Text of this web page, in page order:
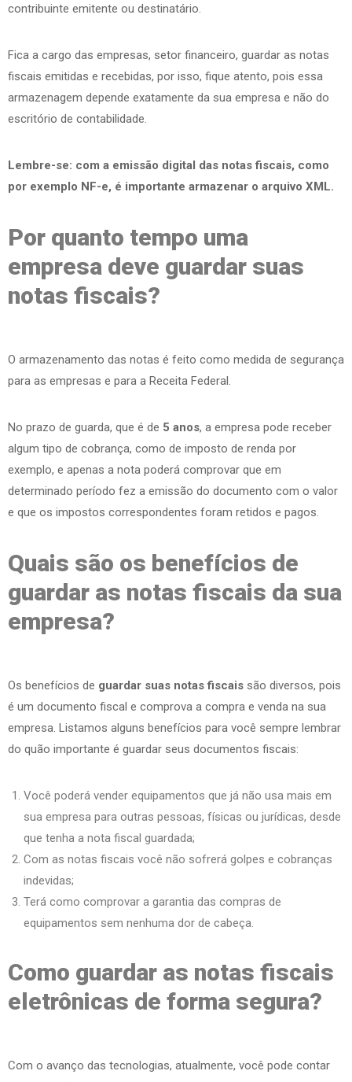
contribuinte emitente ou destinatário.
Fica a cargo das empresas, setor financeiro, guardar as notas
fiscais emitidas e recebidas, por isso, fique atento, pois essa
armazenagem depende exatamente da sua empresa e não do
escritório de contabilidade.
Lembre-se: com a emissão digital das notas fiscais, como
por exemplo NF-e, é importante armazenar o arquivo XML.
Por quanto tempo uma
empresa deve guardar suas
notas fiscais?
O armazenamento das notas é feito como medida de segurança
para as empresas e para a Receita Federal.
No prazo de guarda, que é de 5 anos, a empresa pode receber
algum tipo de cobrança, como de imposto de renda por
exemplo, e apenas a nota poderá comprovar que em
determinado período fez a emissão do documento com o valor
e que os impostos correspondentes foram retidos e pagos.
Quais são os benefícios de
guardar as notas fiscais da sua
empresa?
Os benefícios de guardar suas notas fiscais são diversos, pois
é um documento fiscal e comprova a compra e venda na sua
empresa. Listamos alguns benefícios para você sempre lembrar
do quão importante é guardar seus documentos fiscais:
Você poderá vender equipamentos que já não usa mais em
sua empresa para outras pessoas, físicas ou jurídicas, desde
que tenha a nota fiscal guardada;
Com as notas fiscais você não sofrerá golpes e cobranças
indevidas;
Terá como comprovar a garantia das compras de
equipamentos sem nenhuma dor de cabeça.
Como guardar as notas fiscais
eletrônicas de forma segura?
Com o avanço das tecnologias, atualmente, você pode contar